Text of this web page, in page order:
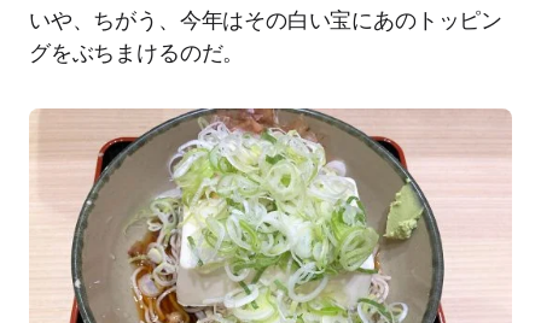
いや、ちがう、今年はその白い宝にあのトッピン
グをぶちまけるのだ。